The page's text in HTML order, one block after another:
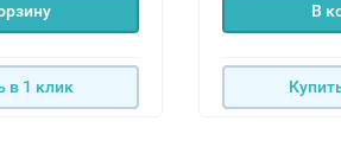
в 1 клик
В